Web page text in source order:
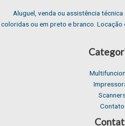
Aluguel, venda ou assistência
coloridas ou em preto e branco. Locação
Contato